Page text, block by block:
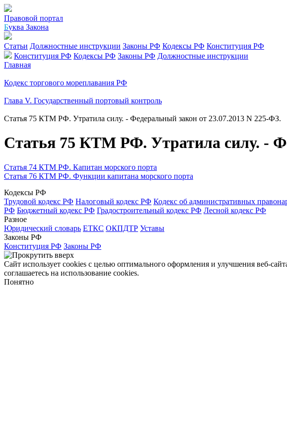
Правовой портал
Буква Закона
Статьи Должностные инструкции Законы РФ Кодексы РФ Конституция РФ
Конституция РФ Кодексы РФ Законы РФ Должностные инструкции
Главная
Кодекс торгового мореплавания РФ
Глава V. Государственный портовый контроль
Статья 75 КТМ РФ. Утратила силу. - Федеральный закон от 23.07.2013 N 225-ФЗ.
Статья 75 КТМ РФ. Утратила силу. -
Статья 74 КТМ РФ. Капитан морского порта
Статья 76 КТМ РФ. Функции капитана морского порта
Кодексы РФ
Трудовой кодекс РФ Налоговый кодекс РФ Кодекс об административных
РФ Бюджетный кодекс РФ Градостроительный кодекс РФ Лесной кодекс РФ
Разное
Юридический словарь ЕТКС ОКПДТР Уставы
Законы РФ
Конституция РФ Законы РФ
Сайт использует cookies с целью оптимального оформления и улучшения веб-
соглашаетесь на использование cookies.
Понятно